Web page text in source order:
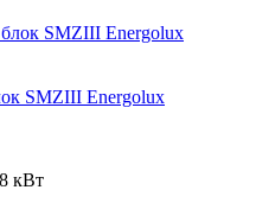
SMZIII Energolux
кВт